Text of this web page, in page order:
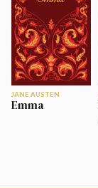
JANE AUSTEN
Emma